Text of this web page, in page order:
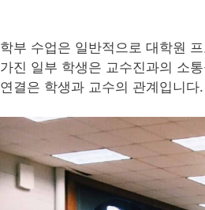
학부 수업은 일반적으로 대학원
가진 일부 학생은 교수진과의 소
연결은 학생과 교수의 관계입니다.